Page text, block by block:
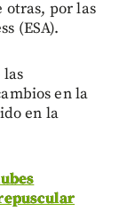
otras, por las
(ESA).
las
en la
en la